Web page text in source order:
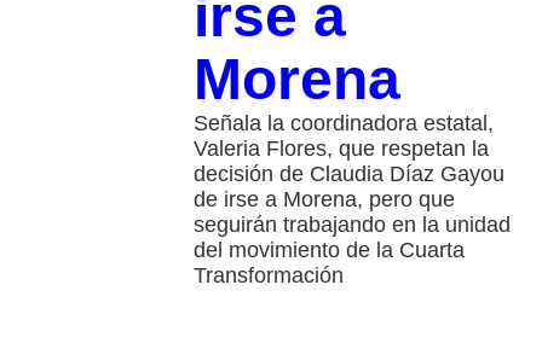
irse a
Morena
Señala la coordinadora estatal,
Valeria Flores, que respetan la
decisión de Claudia Díaz Gayou
de irse a Morena, pero que
seguirán trabajando en la unidad
del movimiento de la Cuarta
Transformación